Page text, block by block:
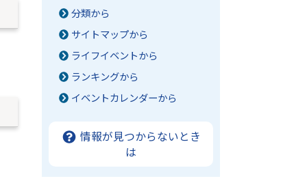
分類から
サイトマップから
ライフイベントから
ランキングから
イベントカレンダーから
情報が見つからないとき
は